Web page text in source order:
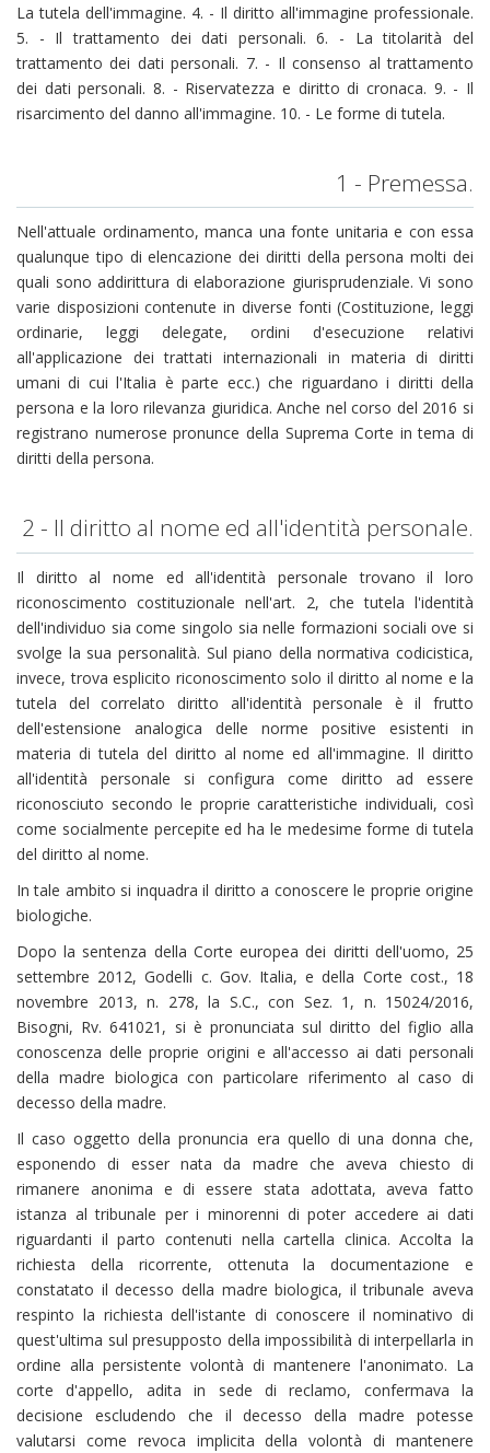
La tutela dell'immagine. 4. - Il diritto all'immagine professionale.
5. - Il trattamento dei dati personali. 6. - La titolarità del
trattamento dei dati personali. 7. - Il consenso al trattamento
dei dati personali. 8. - Riservatezza e diritto di cronaca. 9. - Il
risarcimento del danno all'immagine. 10. - Le forme di tutela.
1 - Premessa.
Nell'attuale ordinamento, manca una fonte unitaria e con essa
qualunque tipo di elencazione dei diritti della persona molti dei
quali sono addirittura di elaborazione giurisprudenziale. Vi sono
varie disposizioni contenute in diverse fonti (Costituzione, leggi
ordinarie, leggi delegate, ordini d'esecuzione relativi
all'applicazione dei trattati internazionali in materia di diritti
umani di cui l'Italia è parte ecc.) che riguardano i diritti della
persona e la loro rilevanza giuridica. Anche nel corso del 2016 si
registrano numerose pronunce della Suprema Corte in tema di
diritti della persona.
2 - Il diritto al nome ed all'identità personale.
Il diritto al nome ed all'identità personale trovano il loro
riconoscimento costituzionale nell'art. 2, che tutela l'identità
dell'individuo sia come singolo sia nelle formazioni sociali ove si
svolge la sua personalità. Sul piano della normativa codicistica,
invece, trova esplicito riconoscimento solo il diritto al nome e la
tutela del correlato diritto all'identità personale è il frutto
dell'estensione analogica delle norme positive esistenti in
materia di tutela del diritto al nome ed all'immagine. Il diritto
all'identità personale si configura come diritto ad essere
riconosciuto secondo le proprie caratteristiche individuali, così
come socialmente percepite ed ha le medesime forme di tutela
del diritto al nome.
In tale ambito si inquadra il diritto a conoscere le proprie origine
biologiche.
Dopo la sentenza della Corte europea dei diritti dell'uomo, 25
settembre 2012, Godelli c. Gov. Italia, e della Corte cost., 18
novembre 2013, n. 278, la S.C., con Sez. 1, n. 15024/2016,
Bisogni, Rv. 641021, si è pronunciata sul diritto del figlio alla
conoscenza delle proprie origini e all'accesso ai dati personali
della madre biologica con particolare riferimento al caso di
decesso della madre.
Il caso oggetto della pronuncia era quello di una donna che,
esponendo di esser nata da madre che aveva chiesto di
rimanere anonima e di essere stata adottata, aveva fatto
istanza al tribunale per i minorenni di poter accedere ai dati
riguardanti il parto contenuti nella cartella clinica. Accolta la
richiesta della ricorrente, ottenuta la documentazione e
constatato il decesso della madre biologica, il tribunale aveva
respinto la richiesta dell'istante di conoscere il nominativo di
quest'ultima sul presupposto della impossibilità di interpellarla in
ordine alla persistente volontà di mantenere l'anonimato. La
corte d'appello, adita in sede di reclamo, confermava la
decisione escludendo che il decesso della madre potesse
valutarsi come revoca implicita della volontà di mantenere